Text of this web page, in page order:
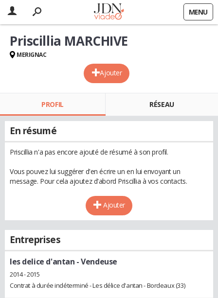
MENU
Ajouter
Priscillia MARCHIVE
MERIGNAC
PROFIL RÉSEAU
En résumé
Priscillia n'a pas encore ajouté de résumé à son profil.
Vous pouvez lui suggérer d'en écrire un en lui envoyant un
message. Pour cela ajoutez d'abord Priscillia à vos contacts.
Ajouter
Entreprises
les delice d'antan - Vendeuse
2014 - 2015
Contrat à durée indéterminé - Les délice d'antan - Bordeaux (33)